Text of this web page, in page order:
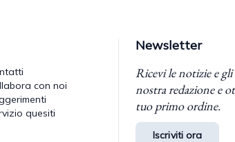
con noi
quesiti
Newsletter
Ricevi le notizie e
nostra redazione e
tuo primo ordine.
Iscriviti ora